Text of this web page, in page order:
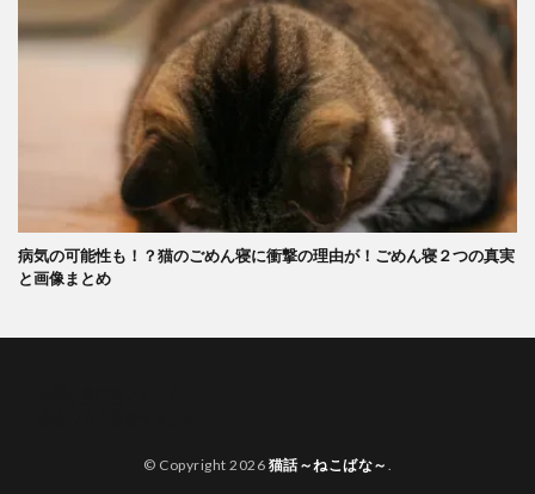
病気の可能性も！？猫のごめん寝に衝撃の理由が！ごめん寝２つの真実
と画像まとめ
© Copyright 2026 猫話～ねこばな～ .